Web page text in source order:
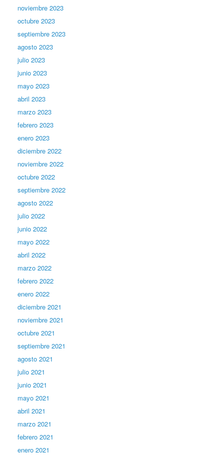
noviembre 2023
octubre 2023
septiembre 2023
agosto 2023
julio 2023
junio 2023
mayo 2023
abril 2023
marzo 2023
febrero 2023
enero 2023
diciembre 2022
noviembre 2022
octubre 2022
septiembre 2022
agosto 2022
julio 2022
junio 2022
mayo 2022
abril 2022
marzo 2022
febrero 2022
enero 2022
diciembre 2021
noviembre 2021
octubre 2021
septiembre 2021
agosto 2021
julio 2021
junio 2021
mayo 2021
abril 2021
marzo 2021
febrero 2021
enero 2021